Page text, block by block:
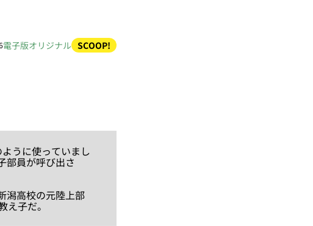
電子版オリジナル SCOOP!
うに使っていまし
部員が呼び出さ
潟高校の元陸上部
え子だ。